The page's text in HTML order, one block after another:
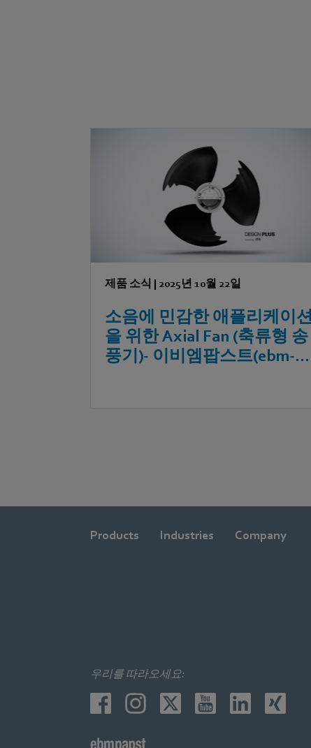
제품 소식 | 2025년 10월 22일
소음에 민감한 애플리케이션
을 위한 Axial Fan (축류형 송
풍기)- 이비엠팝스트(ebm-
Products Industries Company
우리를 따라오세요: